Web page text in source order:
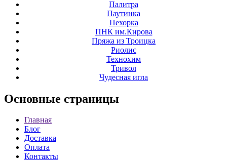
Палитра
Паутинка
Пехорка
ПНК им.Кирова
Пряжа из Троицка
Риолис
Технохим
Тривол
Чудесная игла
Основные страницы
Главная
Блог
Доставка
Оплата
Контакты